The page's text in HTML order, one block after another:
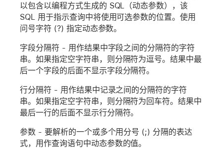
以包含以编程方式生成的 SQL（动态参数），该
SQL 用于指示查询中将使用可选参数的位置。使用
问号字符 (?) 指定动态参数。
字段分隔符 - 用作结果中字段之间的分隔符的字符
串。如果指定空字符串，则分隔符为逗号。结果中最
后一个字段的后面不显示字段分隔符。
行分隔符 - 用作结果中记录之间的分隔符的字符
串。如果指定空字符串，则分隔符为回车符。结果中
最后一行的后面不显示行分隔符。
参数- 要解析的一个或多个用分号 (;) 分隔的表达
式，用作查询语句中动态参数的值。